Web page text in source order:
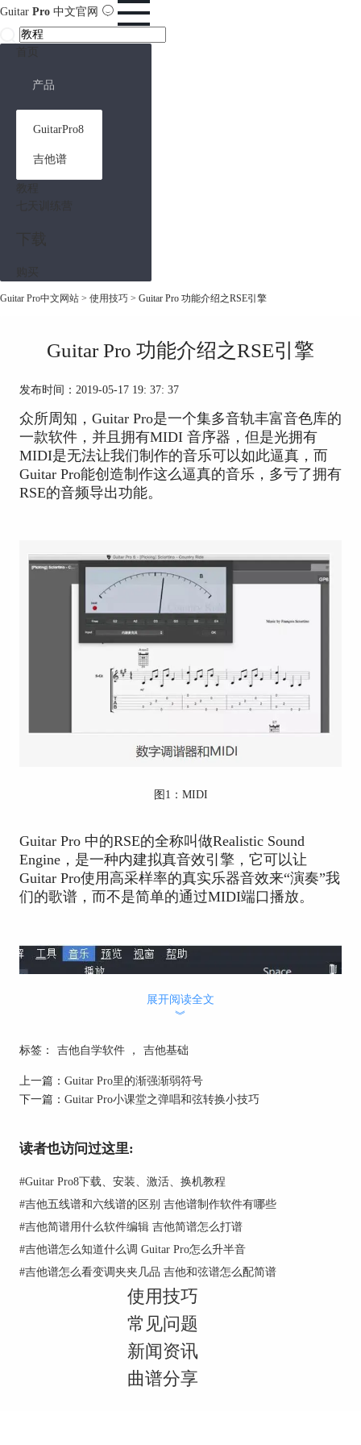
Guitar Pro 中文官网
产品
GuitarPro8
吉他谱
Guitar Pro中文网站 > 使用技巧 > Guitar Pro 功能介绍之RSE引擎
Guitar Pro 功能介绍之RSE引擎
发布时间：2019-05-17 19: 37: 37
众所周知，Guitar Pro是一个集多音轨丰富音色库的
一款软件，并且拥有MIDI 音序器，但是光拥有
MIDI是无法让我们制作的音乐可以如此逼真，而
Guitar Pro能创造制作这么逼真的音乐，多亏了拥有
RSE的音频导出功能。
图1：MIDI
Guitar Pro 中的RSE的全称叫做Realistic Sound
Engine，是一种内建拟真音效引擎，它可以让
Guitar Pro使用高采样率的真实乐器音效来“演奏”我
们的歌谱，而不是简单的通过MIDI端口播放。
图2：RSE引擎
RSE是由9种音色组成，其中包括2种尼龙弦吉他，
2种钢丝弦吉他，2种电声吉他，1种爵士吉他，1种
贝司，1套打击乐器而组成的。有了RSE之后，在
guitar pro播放乐谱给你CD般音质的感觉，它可以
展开阅读全文
︾
标签： 吉他自学软件 ， 吉他基础
上一篇： Guitar Pro里的渐强渐弱符号
下一篇： Guitar Pro小课堂之弹唱和弦转换小技巧
读者也访问过这里:
#Guitar Pro8下载、安装、激活、换机教程
#吉他五线谱和六线谱的区别 吉他谱制作软件有哪些
#吉他简谱用什么软件编辑 吉他简谱怎么打谱
#吉他谱怎么知道什么调 Guitar Pro怎么升半音
#吉他谱怎么看变调夹夹几品 吉他和弦谱怎么配简谱
使用技巧
常见问题
新闻资讯
曲谱分享